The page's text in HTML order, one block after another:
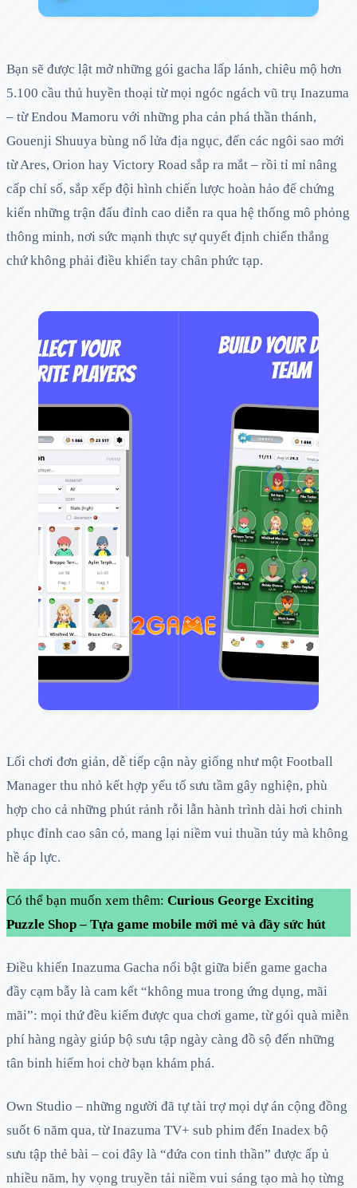
Bạn sẽ được lật mở những gói gacha lấp lánh, chiêu mộ hơn
5.100 cầu thủ huyền thoại từ mọi ngóc ngách vũ trụ Inazuma
– từ Endou Mamoru với những pha cản phá thần thánh,
Gouenji Shuuya bùng nổ lửa địa ngục, đến các ngôi sao mới
từ Ares, Orion hay Victory Road sắp ra mắt – rồi tỉ mỉ nâng
cấp chỉ số, sắp xếp đội hình chiến lược hoàn hảo để chứng
kiến những trận đấu đỉnh cao diễn ra qua hệ thống mô phỏng
thông minh, nơi sức mạnh thực sự quyết định chiến thắng
chứ không phải điều khiển tay chân phức tạp.
Lối chơi đơn giản, dễ tiếp cận này giống như một Football
Manager thu nhỏ kết hợp yếu tố sưu tầm gây nghiện, phù
hợp cho cả những phút rảnh rỗi lẫn hành trình dài hơi chinh
phục đỉnh cao sân cỏ, mang lại niềm vui thuần túy mà không
hề áp lực.
Có thể bạn muốn xem thêm: Curious George Exciting
Puzzle Shop – Tựa game mobile mới mẻ và đầy sức hút
Điều khiến Inazuma Gacha nổi bật giữa biển game gacha
đầy cạm bẫy là cam kết “không mua trong ứng dụng, mãi
mãi”: mọi thứ đều kiếm được qua chơi game, từ gói quà miễn
phí hàng ngày giúp bộ sưu tập ngày càng đồ sộ đến những
tân binh hiếm hoi chờ bạn khám phá.
Own Studio – những người đã tự tài trợ mọi dự án cộng đồng
suốt 6 năm qua, từ Inazuma TV+ sub phim đến Inadex bộ
sưu tập thẻ bài – coi đây là “đứa con tinh thần” được ấp ủ
nhiều năm, hy vọng truyền tải niềm vui sáng tạo mà họ từng